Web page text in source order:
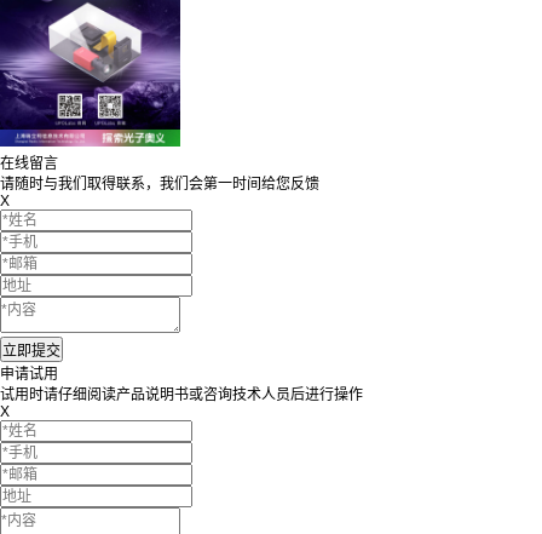
在线留言
请随时与我们取得联系，我们会第一时间给您反馈
X
申请试用
试用时请仔细阅读产品说明书或咨询技术人员后进行操作
X